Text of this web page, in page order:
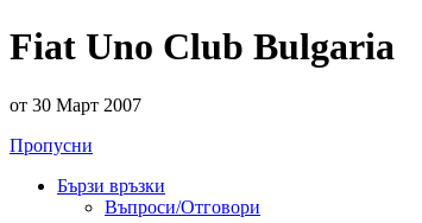
Fiat Uno Club Bulgaria
от 30 Март 2007
Пропусни
Бързи връзки
Въпроси/Отговори